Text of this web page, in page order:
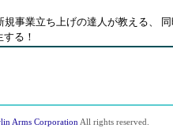
事業立ち上げの達人が教える、
る！
Arms Corporation All rights reserved.